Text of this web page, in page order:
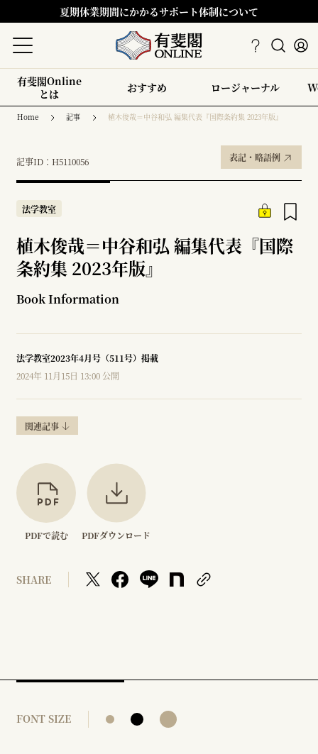
夏期休業期間にかかるサポート体制について
有斐閣Online
とは
おすすめ ロージャーナル
Home 記事 植木俊哉＝中谷和弘 編集代表『国際条約集 2023年版』
記事ID：H5110056 表記・略語例
法学教室
植木俊哉＝中谷和弘 編集代表『国際
条約集 2023年版』
Book Information
法学教室2023年4月号（511号）掲載
2024年 11月15日 13:00 公開
関連記事
PDFで読む PDFダウンロード
SHARE
FONT SIZE